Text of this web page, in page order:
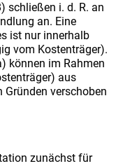
schließen i. d. R. an
an. Eine
ist nur innerhalb
vom Kostenträger).
können im Rahmen
aus
verschoben
zunächst für